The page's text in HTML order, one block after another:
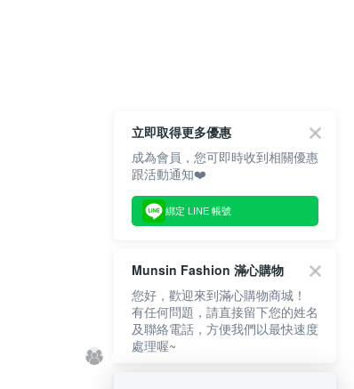
立即取得更多優惠
成為會員，您可即時收到相關優惠
跟活動通知❤️
綁定 LINE 帳號
Munsin Fashion 滿心購物
您好，歡迎來到滿心購物商城！
有任何問題，請直接留下您的姓名
及聯絡電話，方便我們以最快速度
處理喔~